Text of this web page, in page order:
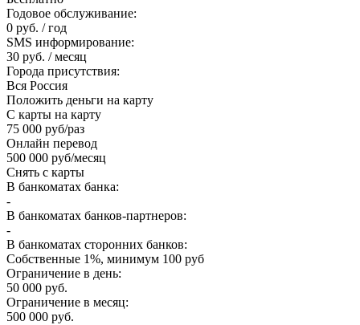
Годовое обслуживание:
0 руб. / год
SMS информирование:
30 руб. / месяц
Города присутствия:
Вся Россия
Положить деньги на карту
С карты на карту
75 000 руб/раз
Онлайн перевод
500 000 руб/месяц
Снять с карты
В банкоматах банка:
-
В банкоматах банков-партнеров:
-
В банкоматах сторонних банков:
Собственные 1%, минимум 100 руб
Ограничение в день:
50 000 руб.
Ограничение в месяц:
500 000 руб.